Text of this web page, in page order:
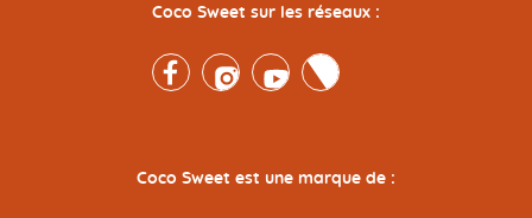
Coco Sweet sur les réseaux :
FacebookInstagramYoutubeTwitter
Coco Sweet est une marque de :